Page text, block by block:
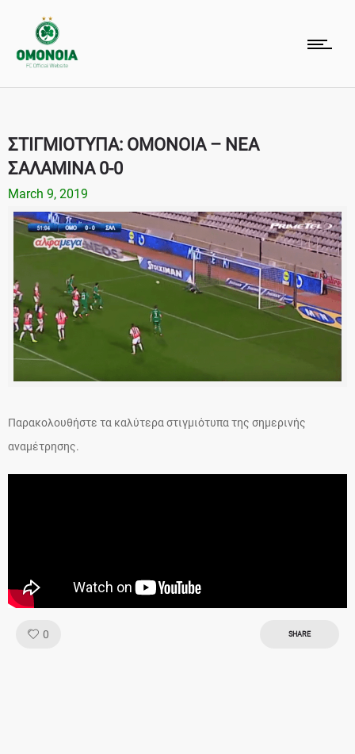
ΣΤΙΓΜΙΟΤΥΠΑ: ΟΜΟΝΟΙΑ – ΝΕΑ
ΣΑΛΑΜΙΝΑ 0-0
March 9, 2019
Παρακολουθήστε τα καλύτερα στιγμιότυπα της σημερινής
αναμέτρησης.
0 SHARE